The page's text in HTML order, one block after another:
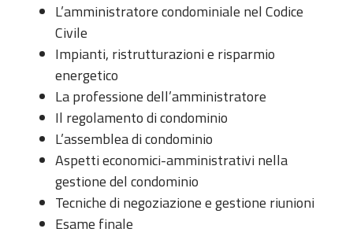
L’amministratore condominiale nel Codice
Civile
Impianti, ristrutturazioni e risparmio
energetico
La professione dell’amministratore
Il regolamento di condominio
L’assemblea di condominio
Aspetti economici-amministrativi nella
gestione del condominio
Tecniche di negoziazione e gestione riunioni
Esame finale